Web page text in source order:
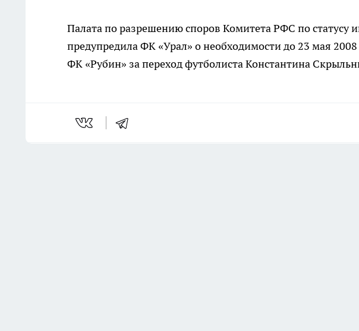
Палата по разрешению споров Комитета РФС по статусу
предупредила ФК «Урал» о необходимости до 23 мая
ФК «Рубин» за переход футболиста Константина